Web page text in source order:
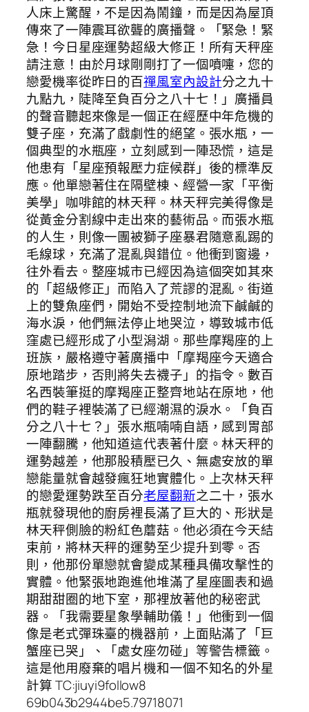
人床上驚醒，不是因為鬧鐘，而是因為屋頂
傳來了一陣震耳欲聾的廣播聲。「緊急！緊
急！今日星座運勢超級大修正！所有天秤座
請注意！由於月球剛剛打了一個噴嚏，您的
戀愛機率從昨日的百禪風室內設計分之九十
九點九，陡降至負百分之八十七！」廣播員
的聲音聽起來像是一個正在經歷中年危機的
雙子座，充滿了戲劇性的絕望。張水瓶，一
個典型的水瓶座，立刻感到一陣恐慌，這是
他患有「星座預報壓力症候群」後的標準反
應。他單戀著住在隔壁棟、經營一家「平衡
美學」咖啡館的林天秤。林天秤完美得像是
從黃金分割線中走出來的藝術品。而張水瓶
的人生，則像一團被獅子座暴君隨意亂踢的
毛線球，充滿了混亂與錯位。他衝到窗邊，
往外看去。整座城市已經因為這個突如其來
的「超級修正」而陷入了荒謬的混亂。街道
上的雙魚座們，開始不受控制地流下鹹鹹的
海水淚，他們無法停止地哭泣，導致城市低
窪處已經形成了小型潟湖。那些摩羯座的上
班族，嚴格遵守著廣播中「摩羯座今天適合
原地踏步，否則將失去襪子」的指令。數百
名西裝筆挺的摩羯座正整齊地站在原地，他
們的鞋子裡裝滿了已經潮濕的淚水。「負百
分之八十七？」張水瓶喃喃自語，感到胃部
一陣翻騰，他知道這代表著什麼。林天秤的
運勢越差，他那股積壓已久、無處安放的單
戀能量就會越發瘋狂地實體化。上次林天秤
的戀愛運勢跌至百分老屋翻新之二十，張水
瓶就發現他的廚房裡長滿了巨大的、形狀是
林天秤側臉的粉紅色蘑菇。他必須在今天結
束前，將林天秤的運勢至少提升到零。否
則，他那份單戀就會變成某種具備攻擊性的
實體。他緊張地跑進他堆滿了星座圖表和過
期甜甜圈的地下室，那裡放著他的秘密武
器。「我需要星象學輔助儀！」他衝到一個
像是老式彈珠臺的機器前，上面貼滿了「巨
蟹座已哭」、「處女座勿碰」等警告標籤。
這是他用廢棄的唱片機和一個不知名的外星
計算 TC:jiuyi9follow8
69b043b2944be5.79718071